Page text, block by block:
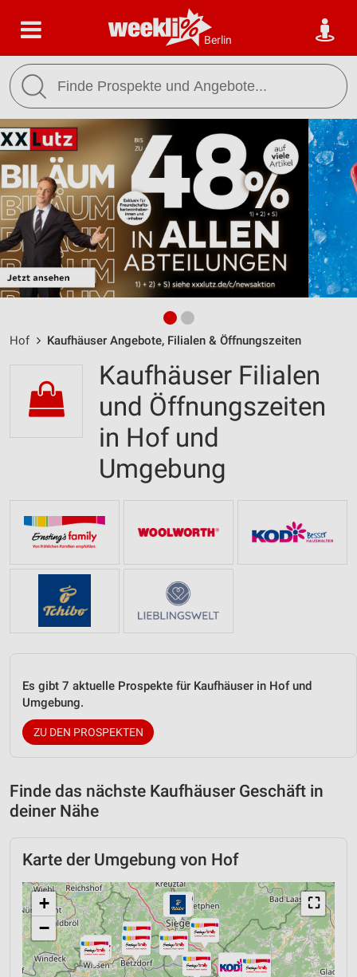
Berlin
Hof Kaufhäuser Angebote, Filialen & Öffnungszeiten
Kaufhäuser Filialen
und Öffnungszeiten
in Hof und
Umgebung
Es gibt 7 aktuelle Prospekte für Kaufhäuser in Hof und
Umgebung.
ZU DEN PROSPEKTEN
Finde das nächste Kaufhäuser Geschäft in
deiner Nähe
Karte der Umgebung von Hof
⛶
+
−